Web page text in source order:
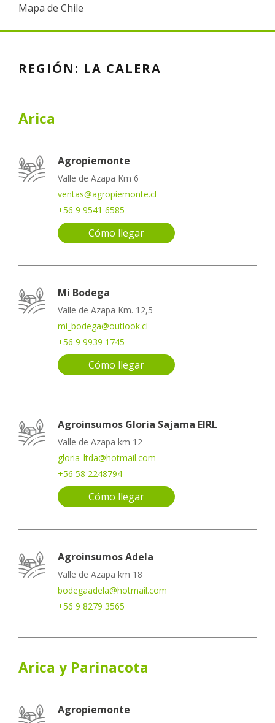
Mapa de Chile
REGIÓN: LA CALERA
Arica
Agropiemonte
Valle de Azapa Km 6
ventas@agropiemonte.cl
+56 9 9541 6585
Cómo llegar
Mi Bodega
Valle de Azapa Km. 12,5
mi_bodega@outlook.cl
+56 9 9939 1745
Cómo llegar
Agroinsumos Gloria Sajama EIRL
Valle de Azapa km 12
gloria_ltda@hotmail.com
+56 58 2248794
Cómo llegar
Agroinsumos Adela
Valle de Azapa km 18
bodegaadela@hotmail.com
+56 9 8279 3565
Arica y Parinacota
Agropiemonte